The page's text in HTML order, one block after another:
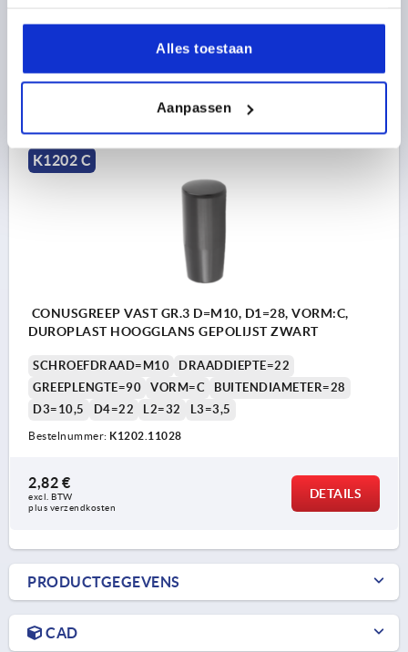
Alles toestaan
Aanpassen
2,11 €
K1202 C
CONUSGREEP VAST GR.3 D=M10, D1=28, VORM:C,
DUROPLAST HOOGGLANS GEPOLIJST ZWART
SCHROEFDRAAD=M10
DRAADDIEPTE=22
GREEPLENGTE=90
VORM=C
BUITENDIAMETER=28
D3=10,5
D4=22 L2=32 L3=3,5
Bestelnummer: K1202.11028
2,82 €
excl. BTW
plus verzendkosten
DETAILS
PRODUCTGEGEVENS
CAD